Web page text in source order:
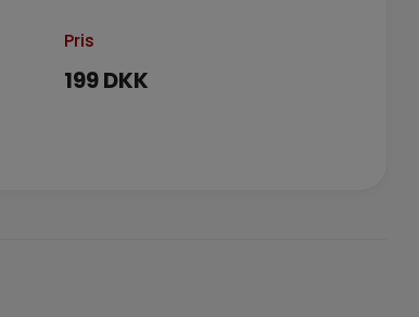
Pris
199 DKK